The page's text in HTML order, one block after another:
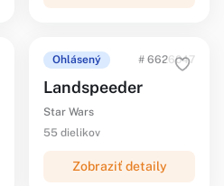
Ohlásený # 6626047
Landspeeder
Star Wars
55 dielikov
Zobraziť detaily